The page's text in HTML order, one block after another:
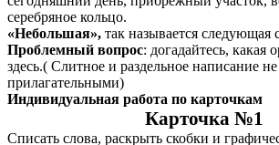
серебряное кольцо.
«Небольшая», так называется следующая
Проблемный вопрос: догадайтесь, какая
здесь.( Слитное и раздельное написание не
прилагательными)
Индивидуальная работа по карточкам
Карточка №1
Списать слова, раскрыть скобки и